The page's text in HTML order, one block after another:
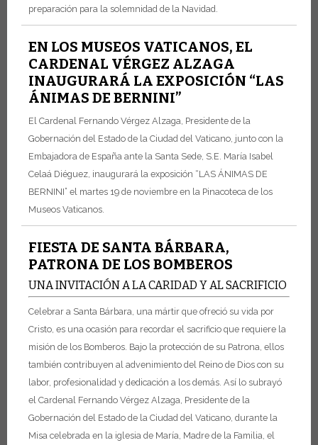
preparación para la solemnidad de la Navidad.
EN LOS MUSEOS VATICANOS, EL
CARDENAL VÉRGEZ ALZAGA
INAUGURARÁ LA EXPOSICIÓN “LAS
ÁNIMAS DE BERNINI”
El Cardenal Fernando Vérgez Alzaga, Presidente de la
Gobernación del Estado de la Ciudad del Vaticano, junto con la
Embajadora de España ante la Santa Sede, S.E. María Isabel
Celaá Diéguez, inaugurará la exposición “LAS ÁNIMAS DE
BERNINI” el martes 19 de noviembre en la Pinacoteca de los
Museos Vaticanos.
FIESTA DE SANTA BÁRBARA,
PATRONA DE LOS BOMBEROS
UNA INVITACIÓN A LA CARIDAD Y AL SACRIFICIO
Celebrar a Santa Bárbara, una mártir que ofreció su vida por
Cristo, es una ocasión para recordar el sacrificio que requiere la
misión de los Bomberos. Bajo la protección de su Patrona, ellos
también contribuyen al advenimiento del Reino de Dios con su
labor, profesionalidad y dedicación a los demás. Así lo subrayó
el Cardenal Fernando Vérgez Alzaga, Presidente de la
Gobernación del Estado de la Ciudad del Vaticano, durante la
Misa celebrada en la iglesia de María, Madre de la Familia, el